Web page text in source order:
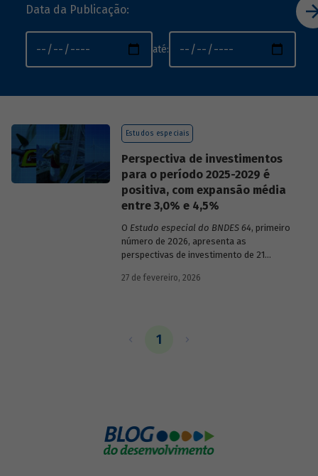
Data da Publicação:
até:
Estudos especiais
Perspectiva de investimentos
para o período 2025-2029 é
positiva, com expansão média
entre 3,0% e 4,5%
O Estudo especial do BNDES 64, primeiro
número de 2026, apresenta as
perspectivas de investimento de 21
período de 2025 a 2029.
27 de fevereiro, 2026
1